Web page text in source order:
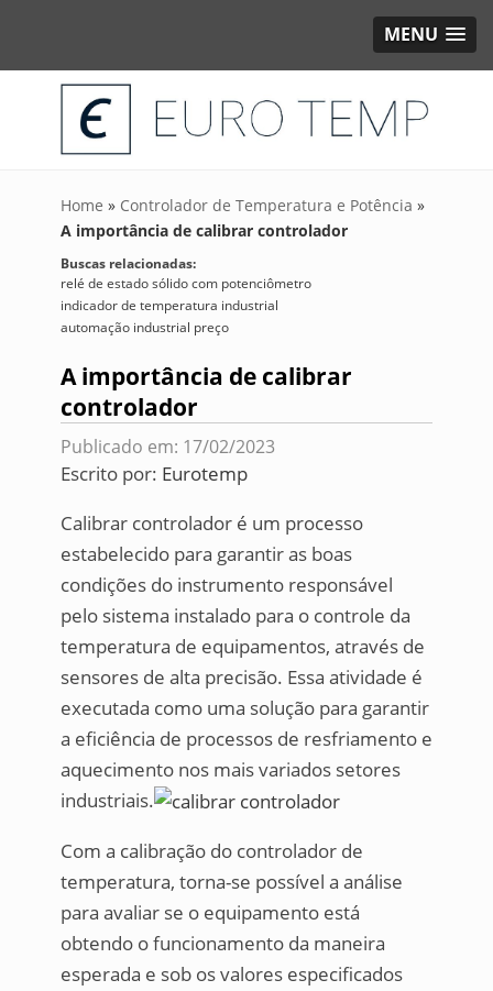
MENU
Home » Controlador de Temperatura e Potência »
A importância de calibrar controlador
Buscas relacionadas:
relé de estado sólido com potenciômetro
indicador de temperatura industrial
automação industrial preço
A importância de calibrar
controlador
Publicado em: 17/02/2023
Escrito por: Eurotemp
Calibrar controlador é um processo
estabelecido para garantir as boas
condições do instrumento responsável
pelo sistema instalado para o controle da
temperatura de equipamentos, através de
sensores de alta precisão. Essa atividade é
executada como uma solução para garantir
a eficiência de processos de resfriamento e
aquecimento nos mais variados setores
industriais.
Com a calibração do controlador de
temperatura, torna-se possível a análise
para avaliar se o equipamento está
obtendo o funcionamento da maneira
esperada e sob os valores especificados